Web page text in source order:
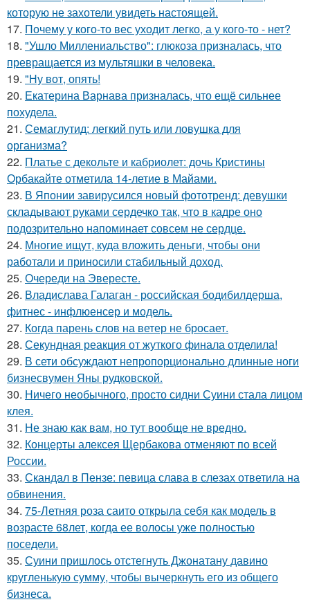
которую не захотели увидеть настоящей.
17. Почему у кого-то вес уходит легко, а у кого-то - нет?
18. "Ушло Миллениальство": глюкоза призналась, что
превращается из мультяшки в человека.
19. "Ну вот, опять!
20. Екатерина Варнава призналась, что ещё сильнее
похудела.
21. Семаглутид: легкий путь или ловушка для
организма?
22. Платье с декольте и кабриолет: дочь Кристины
Орбакайте отметила 14-летие в Майами.
23. В Японии завирусился новый фототренд: девушки
складывают руками сердечко так, что в кадре оно
подозрительно напоминает совсем не сердце.
24. Многие ищут, куда вложить деньги, чтобы они
работали и приносили стабильный доход.
25. Очереди на Эвересте.
26. Владислава Галаган - российская бодибилдерша,
фитнес - инфлюенсер и модель.
27. Когда парень слов на ветер не бросает.
28. Секундная реакция от жуткого финала отделила!
29. В сети обсуждают непропорционально длинные ноги
бизнесвумен Яны рудковской.
30. Ничего необычного, просто сидни Суини стала лицом
клея.
31. Не знаю как вам, но тут вообще не вредно.
32. Концерты алексея Щербакова отменяют по всей
России.
33. Скандал в Пензе: певица слава в слезах ответила на
обвинения.
34. 75-Летняя роза саито открыла себя как модель в
возрасте 68лет, когда ее волосы уже полностью
поседели.
35. Суини пришлось отстегнуть Джонатану давино
кругленькую сумму, чтобы вычеркнуть его из общего
бизнеса.